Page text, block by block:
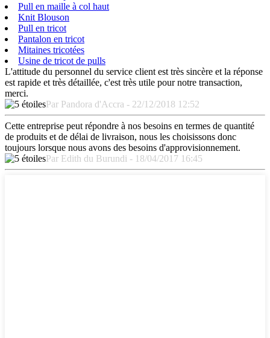
Pull en maille à col haut
Knit Blouson
Pull en tricot
Pantalon en tricot
Mitaines tricotées
Usine de tricot de pulls
L'attitude du personnel du service client est très sincère et la réponse
est rapide et très détaillée, c'est très utile pour notre transaction,
merci.
Par Pandora d'Accra - 22/12/2018 12:52
Cette entreprise peut répondre à nos besoins en termes de quantité
de produits et de délai de livraison, nous les choisissons donc
toujours lorsque nous avons des besoins d'approvisionnement.
Par Edith du Burundi - 18/04/2017 16:45